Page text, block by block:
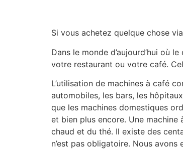
Si vous achetez quelque chose
Dans le monde d’aujourd’hui où
votre restaurant ou votre café.
L’utilisation de machines à café
automobiles, les bars, les
que les machines domestiques
et bien plus encore. Une
chaud et du thé. Il existe des
n’est pas obligatoire. Nous